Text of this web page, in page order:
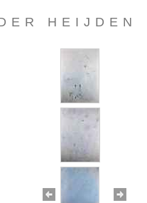
E R H E I J D E N